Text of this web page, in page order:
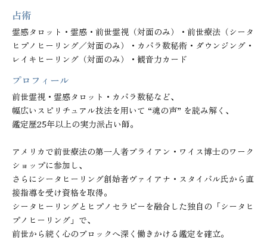
占術
霊感タロット・霊感・前世霊視（対面のみ）・前世療法（シータ
ヒプノヒーリング／対面のみ）・カバラ数秘術・ダウンジング・
レイキヒーリング（対面のみ）・観音力カード
プロフィール
前世霊視・霊感タロット・カバラ数秘など、
幅広いスピリチュアル技法を用いて “魂の声” を読み解く、
鑑定歴25年以上の実力派占い師。
アメリカで前世療法の第一人者ブライアン・ワイス博士のワーク
ショップに参加し、
さらにシータヒーリング創始者ヴァイアナ・スタイバル氏から直
接指導を受け資格を取得。
シータヒーリングとヒプノセラピーを融合した独自の「シータヒ
プノヒーリング」で、
前世から続く心のブロックへ深く働きかける鑑定を確立。